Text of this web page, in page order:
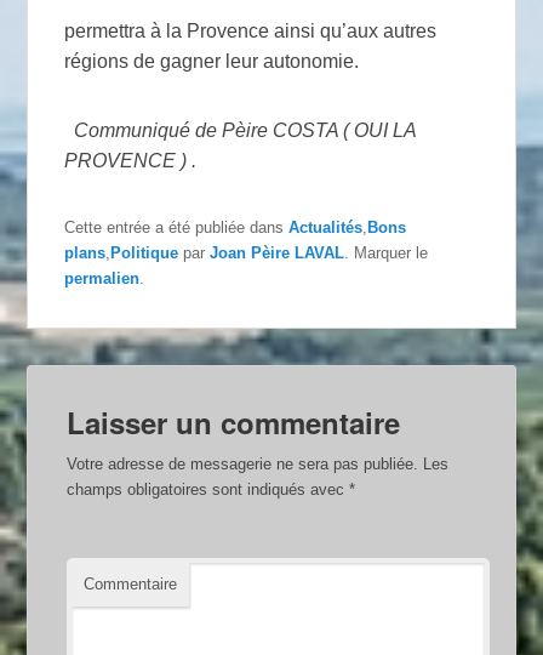
permettra à la Provence ainsi qu’aux autres
régions de gagner leur autonomie.
Communiqué de Pèire COSTA ( OUI LA
PROVENCE ) .
Cette entrée a été publiée dansActualités Bons
plans Politique parJoan Pèire LAVAL . Marquer le
permalien
Laisser un commentaire
Votre adresse de messagerie ne sera pas publiée.
Les
champs obligatoires sont indiqués avec*
Commentaire